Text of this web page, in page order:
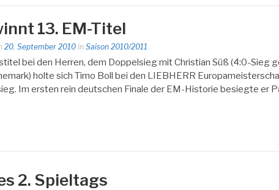
13. EM-Titel
20. September 2010 in Saison 2010/2011
bei den Herren, dem Doppelsieg mit Christian Süß (4:0-Sieg
holte sich Timo Boll bei den LIEBHERR
Im ersten rein deutschen Finale der EM-Historie besiegte er
2. Spieltags